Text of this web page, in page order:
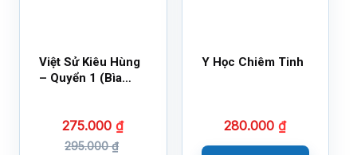
Việt Sử Kiêu Hùng
– Quyển 1 (Bìa
275.000₫
295.000₫
Y Học Chiêm Tinh
280.000₫